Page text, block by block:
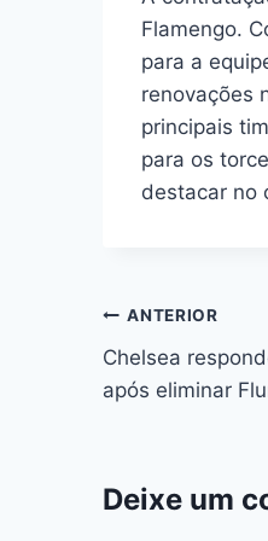
Flamengo.
para a
renovações
principais
para os
destacar no
Navegação
de
ANTERIOR
Chelsea
após eliminar
Deixe um